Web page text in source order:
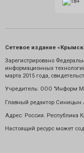
Сетевое издание
Зарегистрировано
информационных
марта 2015 года,
Учредитель: ООО "Информ
Главный редактор Синицын
Адрес: Россия. Республика
Настоящий ресурс может